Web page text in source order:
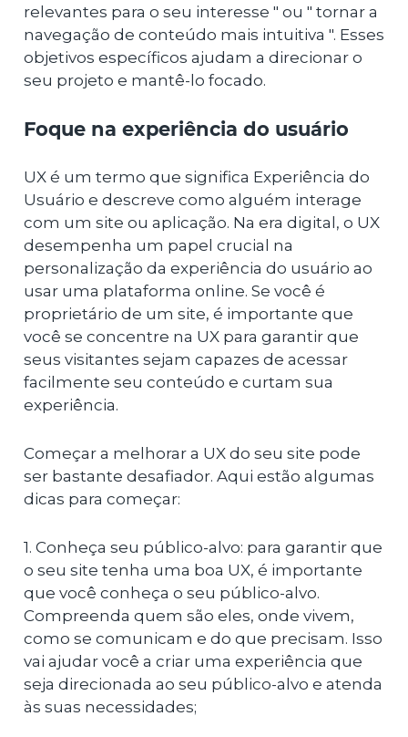
relevantes para o seu interesse " ou " tornar a
navegação de conteúdo mais intuitiva ". Esses
objetivos específicos ajudam a direcionar o
seu projeto e mantê-lo focado.
Foque na experiência do usuário
UX é um termo que significa Experiência do
Usuário e descreve como alguém interage
com um site ou aplicação. Na era digital, o UX
desempenha um papel crucial na
personalização da experiência do usuário ao
usar uma plataforma online. Se você é
proprietário de um site, é importante que
você se concentre na UX para garantir que
seus visitantes sejam capazes de acessar
facilmente seu conteúdo e curtam sua
experiência.
Começar a melhorar a UX do seu site pode
ser bastante desafiador. Aqui estão algumas
dicas para começar:
1. Conheça seu público-alvo: para garantir que
o seu site tenha uma boa UX, é importante
que você conheça o seu público-alvo.
Compreenda quem são eles, onde vivem,
como se comunicam e do que precisam. Isso
vai ajudar você a criar uma experiência que
seja direcionada ao seu público-alvo e atenda
às suas necessidades;